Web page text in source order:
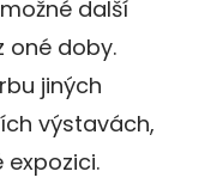
další
oné doby.
jiných
výstavách,